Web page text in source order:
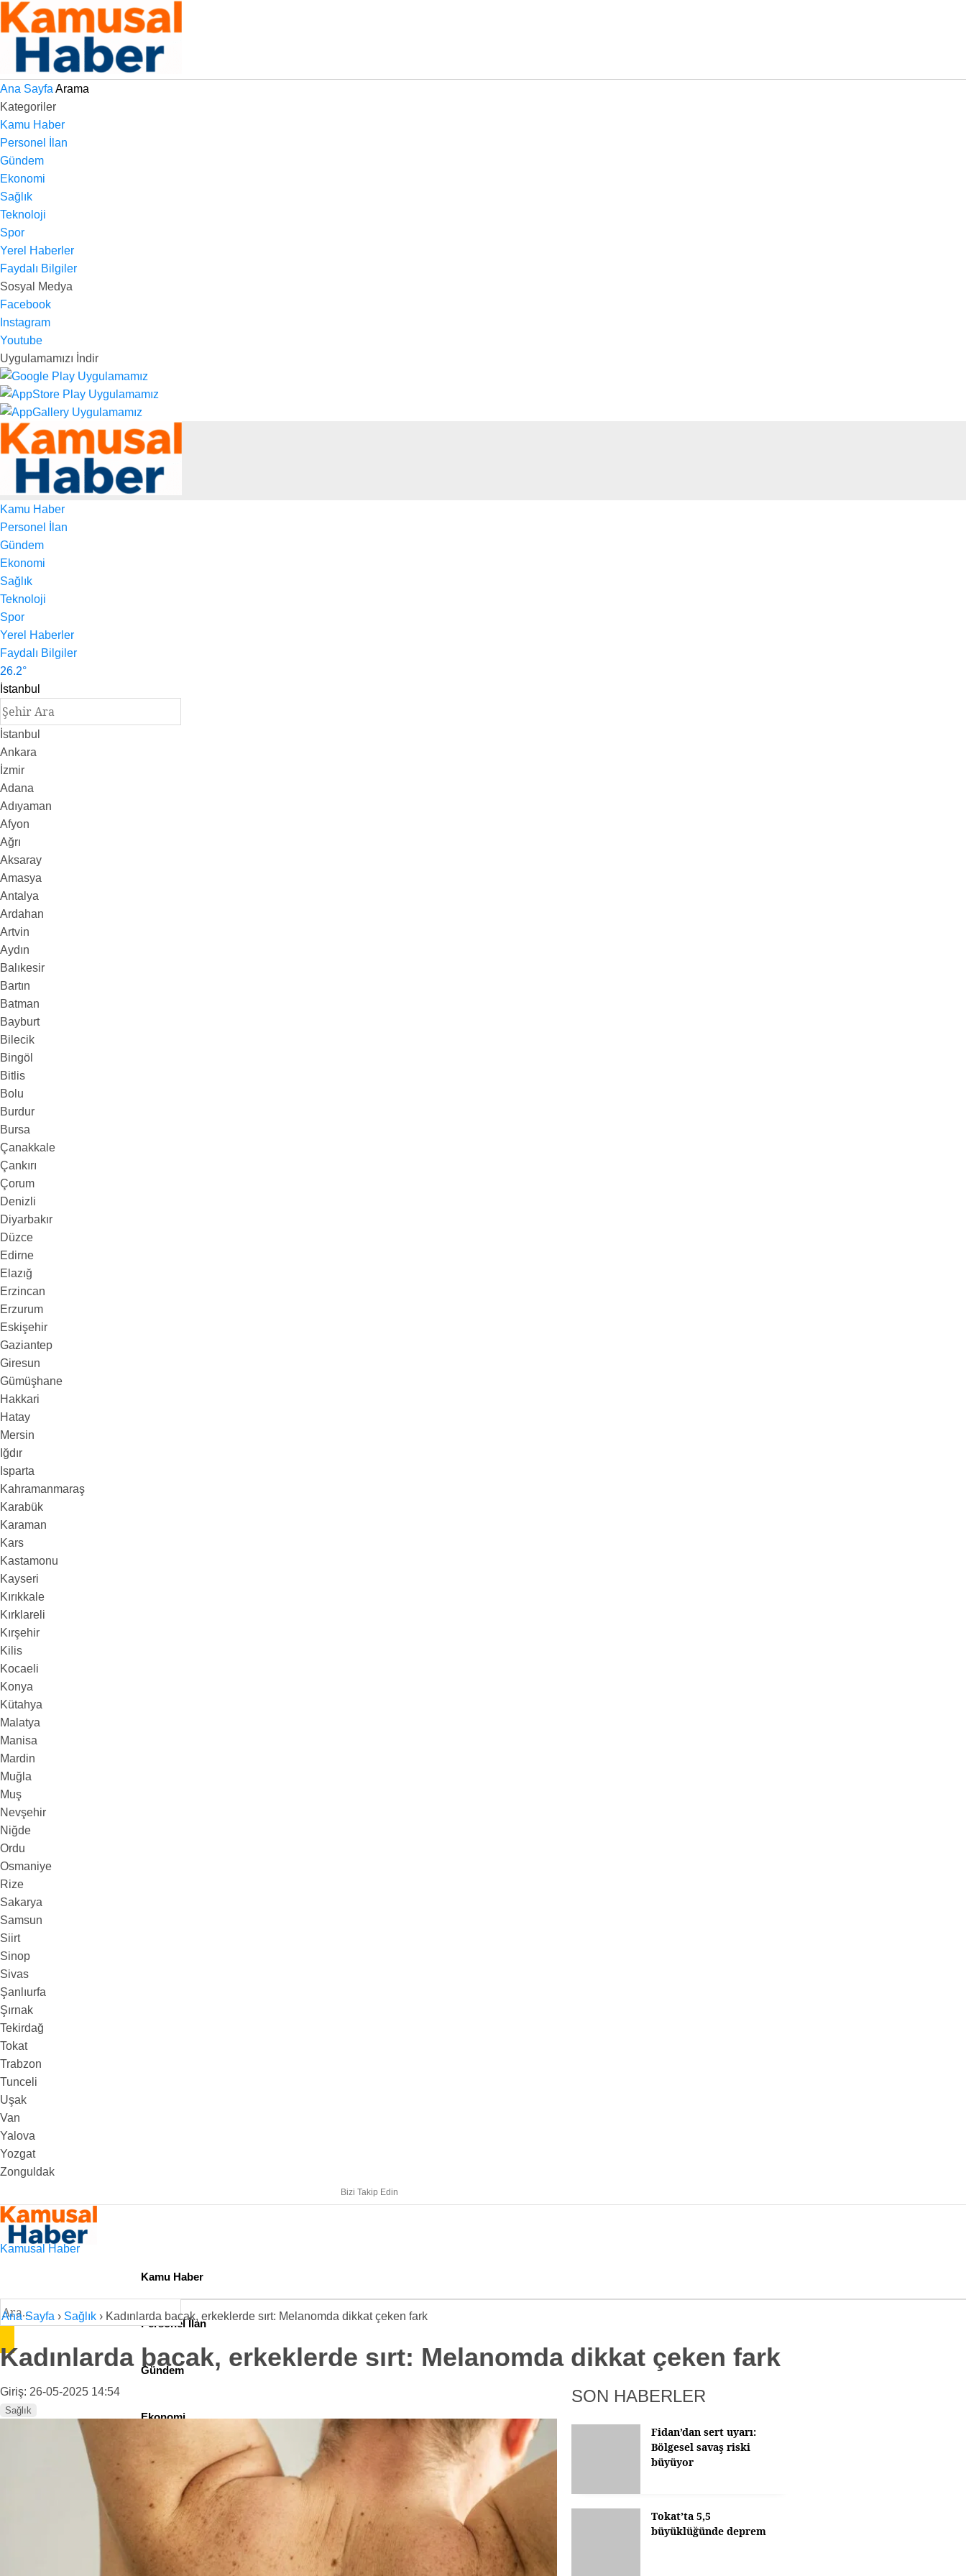
Ana Sayfa Arama
Kategoriler
Kamu Haber
Personel İlan
Gündem
Ekonomi
Sağlık
Teknoloji
Spor
Yerel Haberler
Faydalı Bilgiler
Sosyal Medya
Facebook
Instagram
Youtube
Uygulamamızı İndir
Kamu Haber
Personel İlan
Gündem
Ekonomi
Sağlık
Teknoloji
Spor
Yerel Haberler
Faydalı Bilgiler
26.2°
İstanbul
İstanbul
Ankara
İzmir
Adana
Adıyaman
Afyon
Ağrı
Aksaray
Amasya
Antalya
Ardahan
Artvin
Aydın
Balıkesir
Bartın
Batman
Bayburt
Bilecik
Bingöl
Bitlis
Bolu
Burdur
Bursa
Çanakkale
Çankırı
Çorum
Denizli
Diyarbakır
Düzce
Edirne
Elazığ
Erzincan
Erzurum
Eskişehir
Gaziantep
Giresun
Gümüşhane
Hakkari
Hatay
Mersin
Iğdır
Isparta
Kahramanmaraş
Karabük
Karaman
Kars
Kastamonu
Kayseri
Kırıkkale
Kırklareli
Kırşehir
Kilis
Kocaeli
Konya
Kütahya
Malatya
Manisa
Mardin
Muğla
Muş
Nevşehir
Niğde
Ordu
Osmaniye
Rize
Sakarya
Samsun
Siirt
Sinop
Sivas
Şanlıurfa
Şırnak
Tekirdağ
Tokat
Trabzon
Tunceli
Uşak
Van
Yalova
Yozgat
Zonguldak
Bizi Takip Edin
Kamusal Haber
Kamu Haber
Personel İlan
Gündem
Ekonomi
Sağlık
Teknoloji
Spor
Ana Sayfa › Sağlık › Kadınlarda bacak, erkeklerde sırt: Melanomda dikkat çeken fark
Kadınlarda bacak, erkeklerde sırt: Melanomda dikkat çeken fark
Giriş: 26-05-2025 14:54
Sağlık
SON HABERLER
Fidan’dan sert uyarı:
Bölgesel savaş riski
büyüyor
Tokat’ta 5,5
büyüklüğünde deprem